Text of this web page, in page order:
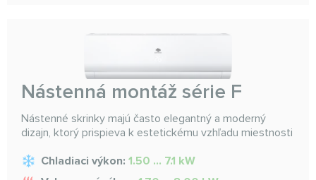
Nástenná montáž série F
Nástenné skrinky majú často elegantný a moderný
dizajn, ktorý prispieva k estetickému vzhľadu miestnosti
Chladiaci výkon: 1.50 ... 7.1 kW